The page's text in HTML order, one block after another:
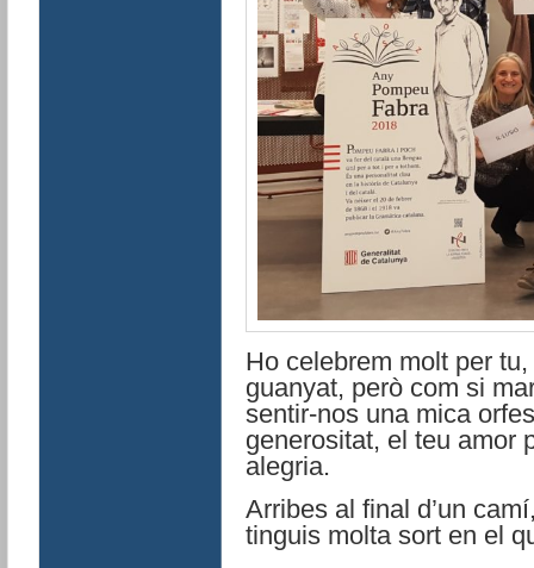
Ho celebrem molt per
guanyat, però com si
sentir-nos una mica
generositat, el teu amor
alegria.
Arribes al final d’un
tinguis molta sort en el